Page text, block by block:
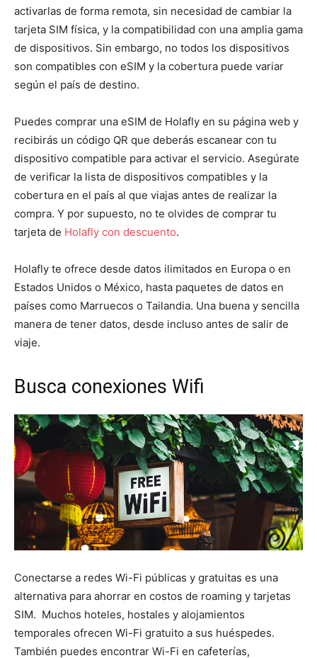
activarlas de forma remota, sin necesidad de cambiar la
tarjeta SIM física, y la compatibilidad con una amplia gama
de dispositivos. Sin embargo, no todos los dispositivos
son compatibles con eSIM y la cobertura puede variar
según el país de destino.
Puedes comprar una eSIM de Holafly en su página web y
recibirás un código QR que deberás escanear con tu
dispositivo compatible para activar el servicio. Asegúrate
de verificar la lista de dispositivos compatibles y la
cobertura en el país al que viajas antes de realizar la
compra. Y por supuesto, no te olvides de comprar tu
tarjeta de Holafly con descuento.
Holafly te ofrece desde datos ilimitados en Europa o en
Estados Unidos o México, hasta paquetes de datos en
países como Marruecos o Tailandia. Una buena y sencilla
manera de tener datos, desde incluso antes de salir de
viaje.
Busca conexiones Wifi
Conectarse a redes Wi-Fi públicas y gratuitas es una
alternativa para ahorrar en costos de roaming y tarjetas
SIM. Muchos hoteles, hostales y alojamientos
temporales ofrecen Wi-Fi gratuito a sus huéspedes.
También puedes encontrar Wi-Fi en cafeterías,